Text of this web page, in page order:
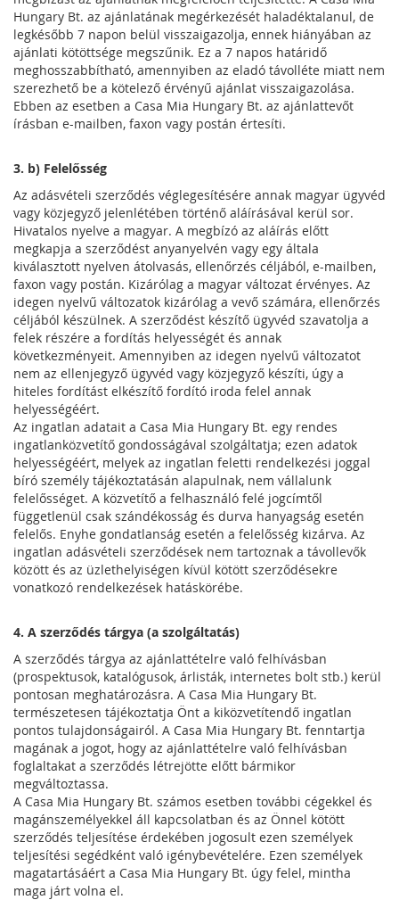
Hungary Bt. az ajánlatának megérkezését haladéktalanul, de
legkésőbb 7 napon belül visszaigazolja, ennek hiányában az
ajánlati kötöttsége megszűnik. Ez a 7 napos határidő
meghosszabbítható, amennyiben az eladó távolléte miatt nem
szerezhető be a kötelező érvényű ajánlat visszaigazolása.
Ebben az esetben a Casa Mia Hungary Bt. az ajánlattevőt
írásban e-mailben, faxon vagy postán értesíti.
3. b) Felelősség
Az adásvételi szerződés véglegesítésére annak magyar ügyvéd
vagy közjegyző jelenlétében történő aláírásával kerül sor.
Hivatalos nyelve a magyar. A megbízó az aláírás előtt
megkapja a szerződést anyanyelvén vagy egy általa
kiválasztott nyelven átolvasás, ellenőrzés céljából, e-mailben,
faxon vagy postán. Kizárólag a magyar változat érvényes. Az
idegen nyelvű változatok kizárólag a vevő számára, ellenőrzés
céljából készülnek. A szerződést készítő ügyvéd szavatolja a
felek részére a fordítás helyességét és annak
következményeit. Amennyiben az idegen nyelvű változatot
nem az ellenjegyző ügyvéd vagy közjegyző készíti, úgy a
hiteles fordítást elkészítő fordító iroda felel annak
helyességéért.
Az ingatlan adatait a Casa Mia Hungary Bt. egy rendes
ingatlanközvetítő gondosságával szolgáltatja; ezen adatok
helyességéért, melyek az ingatlan feletti rendelkezési joggal
bíró személy tájékoztatásán alapulnak, nem vállalunk
felelősséget. A közvetítő a felhasználó felé jogcímtől
függetlenül csak szándékosság és durva hanyagság esetén
felelős. Enyhe gondatlanság esetén a felelősség kizárva. Az
ingatlan adásvételi szerződések nem tartoznak a távollevők
között és az üzlethelyiségen kívül kötött szerződésekre
vonatkozó rendelkezések hatáskörébe.
4. A szerződés tárgya (a szolgáltatás)
A szerződés tárgya az ajánlattételre való felhívásban
(prospektusok, katalógusok, árlisták, internetes bolt stb.) kerül
pontosan meghatározásra. A Casa Mia Hungary Bt.
természetesen tájékoztatja Önt a kiközvetítendő ingatlan
pontos tulajdonságairól. A Casa Mia Hungary Bt. fenntartja
magának a jogot, hogy az ajánlattételre való felhívásban
foglaltakat a szerződés létrejötte előtt bármikor
megváltoztassa.
A Casa Mia Hungary Bt. számos esetben további cégekkel és
magánszemélyekkel áll kapcsolatban és az Önnel kötött
szerződés teljesítése érdekében jogosult ezen személyek
teljesítési segédként való igénybevételére. Ezen személyek
magatartásáért a Casa Mia Hungary Bt. úgy felel, mintha
maga járt volna el.